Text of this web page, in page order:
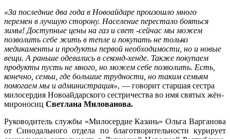
«За последние два года в Новоайдаре произошло много
перемен в лучшую сторону. Население перестало бояться
зимы! Доступные цены на газ и свет -сейчас мы можем
позволить себе жить в тепле и покупать не только
медикаменты и продукты первой необходимости, но и новые
вещи. А раньше одевались в секонд-хенде. Также покупаем
продукты пусть не много, но можем себе позволить. Есть,
конечно, семьи, где большие трудности, но таким семьям
помогаем мы и администрация», — говорит старшая сестра
милосердия Новоайдарского сестричества во имя святых жён-
мироносиц Светлана Милованова.
Руководитель службы «Милосердие Казань» Ольга Варганова
от Синодального отдела по благотворительности курирует